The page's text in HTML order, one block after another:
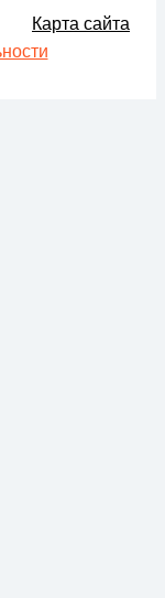
Карта сайта